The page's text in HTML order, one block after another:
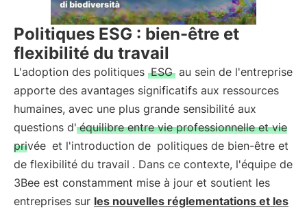
Politiques ESG : bien-être et
flexibilité du travail
L'adoption des politiques ESG au sein de l'entreprise
apporte des avantages significatifs aux ressources
humaines, avec une plus grande sensibilité aux
questions d' équilibre entre vie professionnelle et vie
privée et l'introduction de politiques de bien-être et
de flexibilité du travail . Dans ce contexte, l'équipe de
3Bee est constamment mise à jour et soutient les
entreprises sur les nouvelles réglementations et les